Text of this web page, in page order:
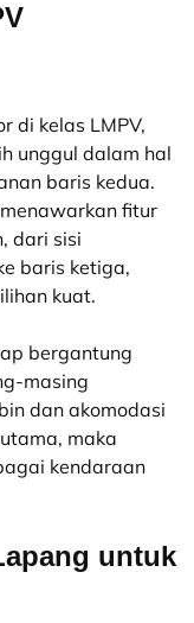
di kelas LMPV,
unggul dalam hal
baris kedua.
fitur
dari sisi
baris ketiga,
kuat.
bergantung
masing
dan akomodasi
maka
kendaraan
untuk